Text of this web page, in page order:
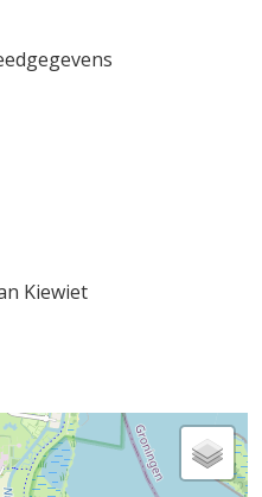
Kiewiet